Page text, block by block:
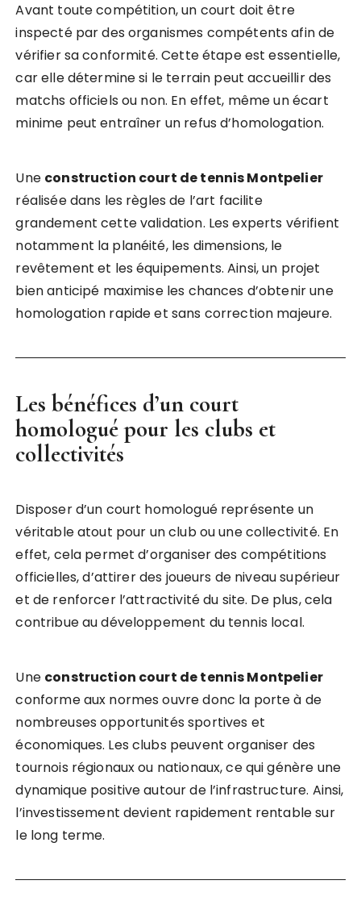
Avant toute compétition, un court doit être
inspecté par des organismes compétents afin de
vérifier sa conformité. Cette étape est essentielle,
car elle détermine si le terrain peut accueillir des
matchs officiels ou non. En effet, même un écart
minime peut entraîner un refus d’homologation.
Une construction court de tennis Montpelier
réalisée dans les règles de l’art facilite
grandement cette validation. Les experts vérifient
notamment la planéité, les dimensions, le
revêtement et les équipements. Ainsi, un projet
bien anticipé maximise les chances d’obtenir une
homologation rapide et sans correction majeure.
Les bénéfices d’un court
homologué pour les clubs et
collectivités
Disposer d’un court homologué représente un
véritable atout pour un club ou une collectivité. En
effet, cela permet d’organiser des compétitions
officielles, d’attirer des joueurs de niveau supérieur
et de renforcer l’attractivité du site. De plus, cela
contribue au développement du tennis local.
Une construction court de tennis Montpelier
conforme aux normes ouvre donc la porte à de
nombreuses opportunités sportives et
économiques. Les clubs peuvent organiser des
tournois régionaux ou nationaux, ce qui génère une
dynamique positive autour de l’infrastructure. Ainsi,
l’investissement devient rapidement rentable sur
le long terme.